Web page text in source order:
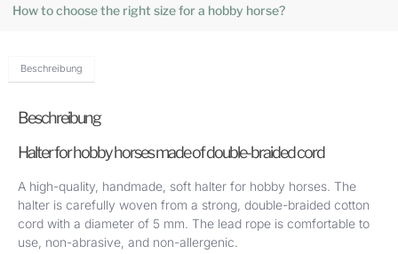
How to choose the right size for a hobby horse?
Beschreibung
Beschreibung
Halter for hobby horses made of double-braided cord
A high-quality, handmade, soft halter for hobby horses. The
halter is carefully woven from a strong, double-braided cotton
cord with a diameter of 5 mm. The lead rope is comfortable to
use, non-abrasive, and non-allergenic.